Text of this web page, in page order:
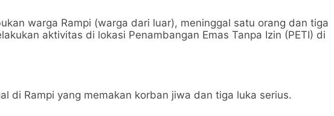
warga Rampi (warga dari luar), meninggal satu orang dan tiga
aktivitas di lokasi Penambangan Emas Tanpa Izin (PETI) di
di Rampi yang memakan korban jiwa dan tiga luka serius.